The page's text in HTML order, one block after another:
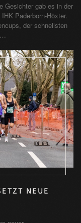
Gesichter gab es in der
Paderborn-Höxter.
der schnellsten
NEUE